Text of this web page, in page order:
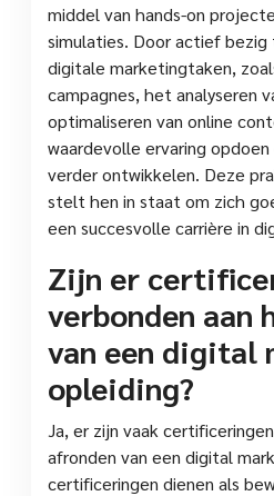
middel van hands-on
simulaties. Door actief
digitale marketingtaken,
campagnes, het analyseren
optimaliseren van online
waardevolle ervaring
verder ontwikkelen. Deze
stelt hen in staat om zich
een succesvolle carrière in
Zijn er
verbonden aan
van een digital
opleiding?
Ja, er zijn vaak
afronden van een digital
certificeringen dienen als